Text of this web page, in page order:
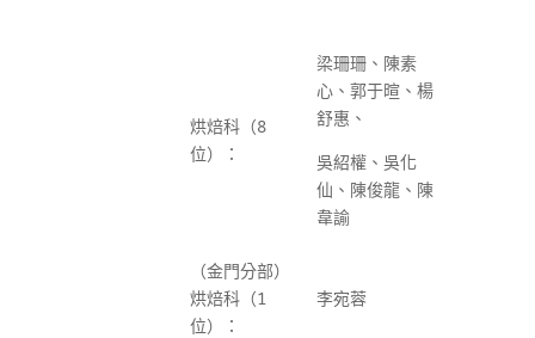
烘焙科（8
位）：
梁珊珊、陳素
心、郭于暄、楊
舒惠、
吳紹權、吳化
仙、陳俊龍、陳
韋諭
（金門分部）
烘焙科（1
位）：
李宛蓉